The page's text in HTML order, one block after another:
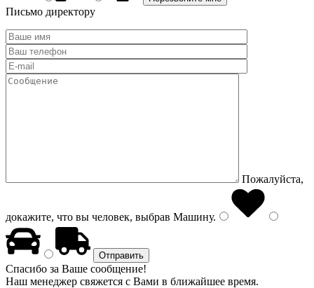
Письмо директору
Пожалуйста,
докажите, что вы человек, выбрав Машину.
Спасибо за Ваше сообщение!
Наш менеджер свяжется с Вами в ближайшее время.